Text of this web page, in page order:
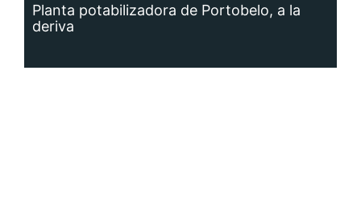
Planta potabilizadora de Portobelo, a la
deriva